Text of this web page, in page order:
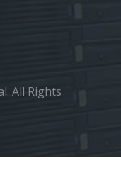
All Rights